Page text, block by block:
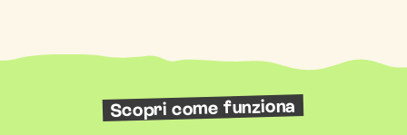
Scopri come funziona